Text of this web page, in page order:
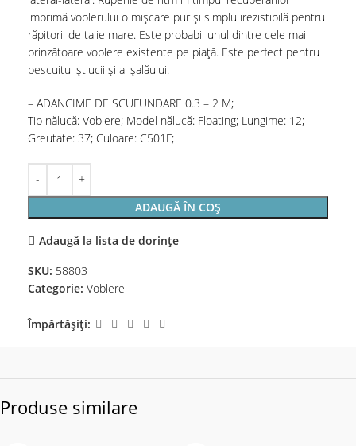
imprimă voblerului o mișcare pur și simplu irezistibilă pentru
răpitorii de talie mare. Este probabil unul dintre cele mai
prinzătoare voblere existente pe piață. Este perfect pentru
pescuitul știucii și al șalăului.
– ADANCIME DE SCUFUNDARE 0.3 – 2 M;
Tip nălucă: Voblere; Model nălucă: Floating; Lungime: 12;
Greutate: 37; Culoare: C501F;
ADAUGĂ ÎN COȘ
Adaugă la lista de dorințe
SKU: 58803
Categorie: Voblere
Împărtășiți:
Produse similare